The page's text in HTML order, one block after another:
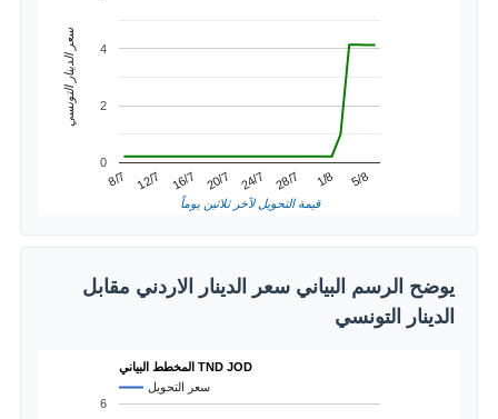
8/7 12/7 16/7 20/7 24/7 28/7 1/8 5/8
0
2
4
قيمة التحويل لآخر ثلاثين يوماً
سعر الدينار التونسي
يوضح الرسم البياني سعر الدينار الاردني مقابل
الدينار التونسي
المخطط البياني TND JOD
سعر التحويل
6